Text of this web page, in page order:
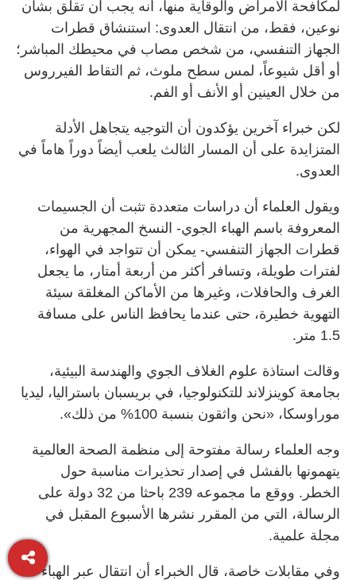
لمكافحة الأمراض والوقاية منها، أنه يجب أن تقلق بشأن
نوعين، فقط، من انتقال العدوى: استنشاق قطرات
الجهاز التنفسي، من شخص مصاب في محيطك المباشر؛
أو أقل شيوعاً، لمس سطح ملوث، ثم التقاط الفيرروس
من خلال العينين أو الأنف أو الفم.
لكن خبراء آخرين يؤكدون أن التوجيه يتجاهل الأدلة
المتزايدة على أن المسار الثالث يلعب أيضاً دوراً هاماً في
العدوى.
ويقول العلماء أن دراسات متعددة تثبت أن الجسيمات
المعروفة باسم الهباء الجوي- النسخ المجهرية من
قطرات الجهاز التنفسي- يمكن أن تتواجد في الهواء،
لفترات طويلة، وتسافر أكثر من أربعة أمتار، ما يجعل
الغرف والحافلات، وغيرها من الأماكن المغلقة سيئة
التهوية خطيرة، حتى عندما يحافظ الناس على مسافة
1.5 متر.
وقالت استاذة علوم الغلاف الجوي والهندسة البيئية،
بجامعة كوينزلاند للتكنولوجيا، في بريسبان باستراليا، ليديا
موراوسكا، «نحن واثقون بنسبة 100% من ذلك».
وجه العلماء رسالة مفتوحة إلى منظمة الصحة العالمية
يتهمونها بالفشل في إصدار تحذيرات مناسبة حول
الخطر. ووقع ما مجموعه 239 باحثا من 32 دولة على
الرسالة، التي من المقرر نشرها الأسبوع المقبل في
مجلة علمية.
وفي مقابلات خاصة، قال الخبراء أن انتقال عبر الهباء